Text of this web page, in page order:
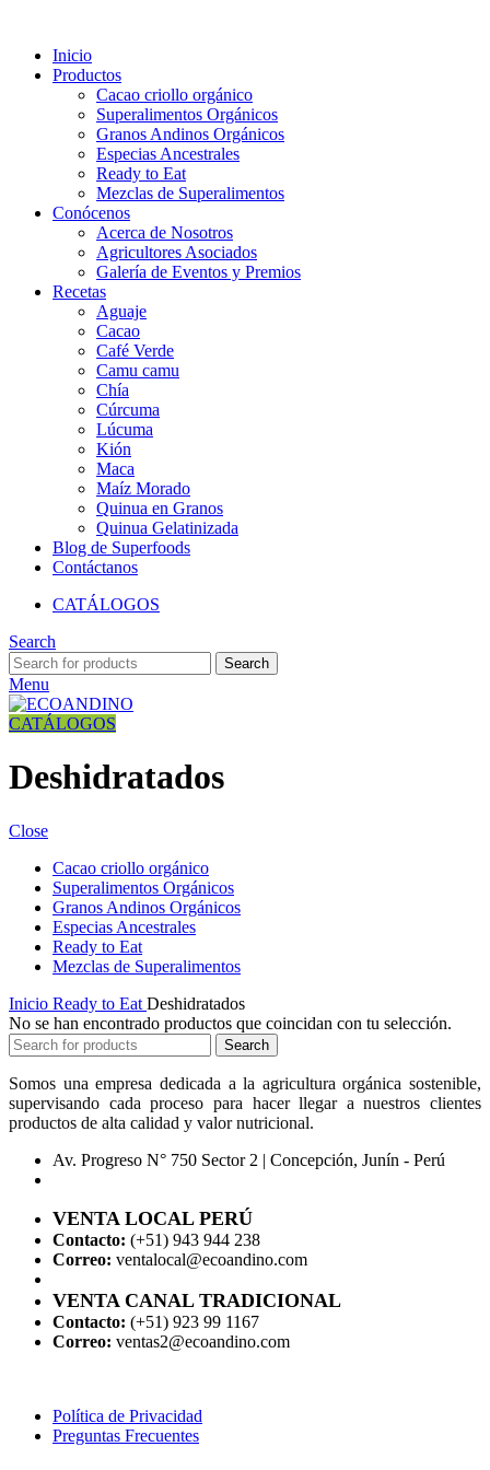
Inicio
Productos
Cacao criollo orgánico
Superalimentos Orgánicos
Granos Andinos Orgánicos
Especias Ancestrales
Ready to Eat
Mezclas de Superalimentos
Conócenos
Acerca de Nosotros
Agricultores Asociados
Galería de Eventos y Premios
Recetas
Aguaje
Cacao
Café Verde
Camu camu
Chía
Cúrcuma
Lúcuma
Kión
Maca
Maíz Morado
Quinua en Granos
Quinua Gelatinizada
Blog de Superfoods
Contáctanos
CATÁLOGOS
Search
Search
Menu
CATÁLOGOS
Deshidratados
Close
Cacao criollo orgánico
Superalimentos Orgánicos
Granos Andinos Orgánicos
Especias Ancestrales
Ready to Eat
Mezclas de Superalimentos
Inicio Ready to Eat Deshidratados
No se han encontrado productos que coincidan con tu selección.
Search
Somos una empresa dedicada a la agricultura orgánica sostenible,
supervisando cada proceso para hacer llegar a nuestros clientes
productos de alta calidad y valor nutricional.
Av. Progreso N° 750 Sector 2 | Concepción, Junín - Perú
VENTA LOCAL PERÚ
Contacto: (+51) 943 944 238
Correo: ventalocal@ecoandino.com
VENTA CANAL TRADICIONAL
Contacto: (+51) 923 99 1167
Correo: ventas2@ecoandino.com
Política de Privacidad
Preguntas Frecuentes